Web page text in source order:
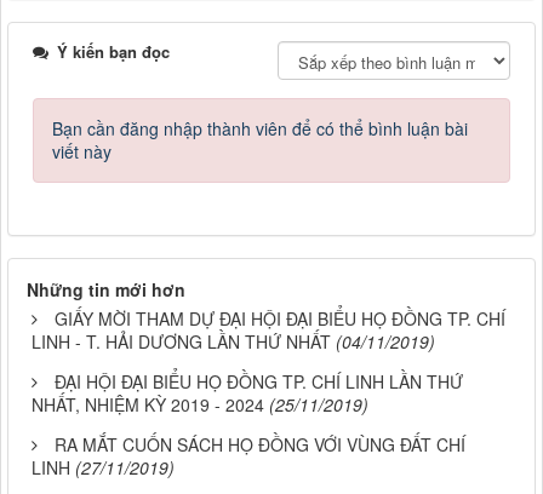
Ý kiến bạn đọc
Bạn cần đăng nhập thành viên để có thể bình luận bài
viết này
Những tin mới hơn
GIẤY MỜI THAM DỰ ĐẠI HỘI ĐẠI BIỂU HỌ ĐỒNG TP. CHÍ
LINH - T. HẢI DƯƠNG LẦN THỨ NHẤT (04/11/2019)
ĐẠI HỘI ĐẠI BIỂU HỌ ĐỒNG TP. CHÍ LINH LẦN THỨ
NHẤT, NHIỆM KỲ 2019 - 2024 (25/11/2019)
RA MẮT CUỐN SÁCH HỌ ĐỒNG VỚI VÙNG ĐẤT CHÍ
LINH (27/11/2019)